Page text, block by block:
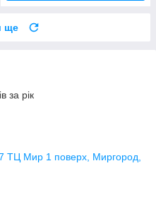
ще
за рік
ТЦ Мир 1 поверх, Миргород,